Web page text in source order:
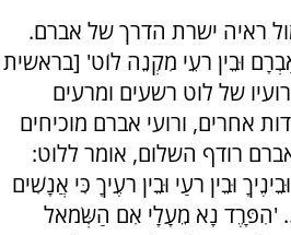
ראיה ישרת הדרך של אברם.
וּבֵין רֹעֵי מִקְנֵה לוֹט' [בראשית
של לוט רשעים ומרעים
אחרים, ורועי אברם מוכיחים
רודף השלום, אומר ללוט:
וּבֵין רֹעַי וּבֵין רֹעֶיךָ כִּי אֲנָשִׁים
'הִפָּרֶד נָא מֵעָלָי אִם הַשְּׂמֹאל